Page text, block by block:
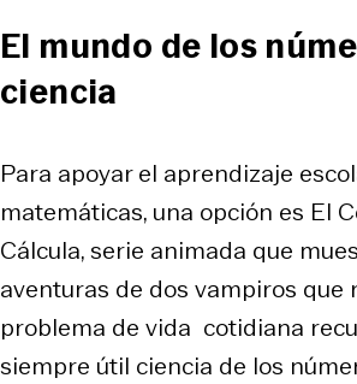
El mundo de los
ciencia
Para apoyar el aprendizaje
matemáticas, una opción es El
Cálcula,serie animada que
aventuras de dos vampiros que
problema de vida cotidiana
siempre útil ciencia de los